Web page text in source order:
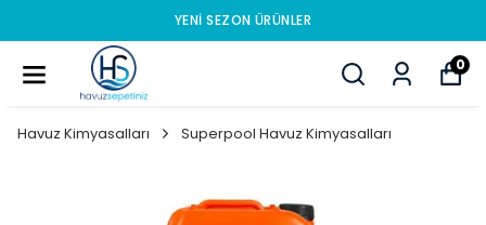
YENI SEZON ÜRÜNLER
0
Havuz Kimyasalları Superpool Havuz Kimyasalları